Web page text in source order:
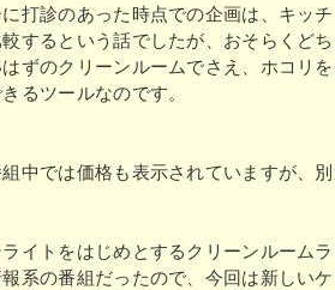
打診のあった時点での企画は、キッ
較するという話でしたが、おそらくど
はずのクリーンルームでさえ、ホコリ
るツールなのです。
中では価格も表示されていますが、
イトをはじめとするクリーンルーム
系の番組だったので、今回は新しい